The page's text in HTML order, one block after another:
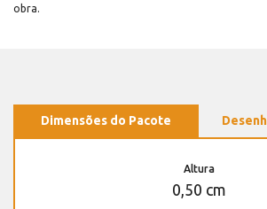
obra.
Dimensões do Pacote
Altura
0,50 cm